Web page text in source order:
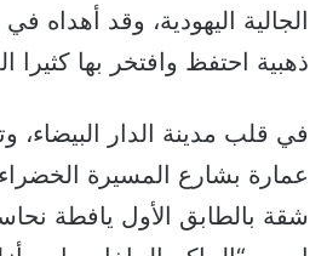
الجالية اليهودية، وقد أهداه
ذهبية احتفظ وافتخر بها كثيرا
في قلب مدينة الدار البيضاء،
عمارة بشارع المسيرة
شقة بالطابق الأول يافطة